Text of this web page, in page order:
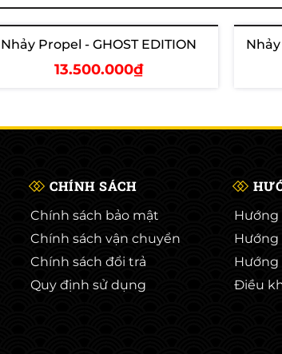
hàng
Nhảy Propel - GHOST EDITION
13.500.000₫
Hết hàng
CHÍNH SÁCH
Chính sách bảo mật
Chính sách vận chuyển
Chính sách đổi trả
Quy định sử dụng
Hướng
Hướng
Hướng
Điều